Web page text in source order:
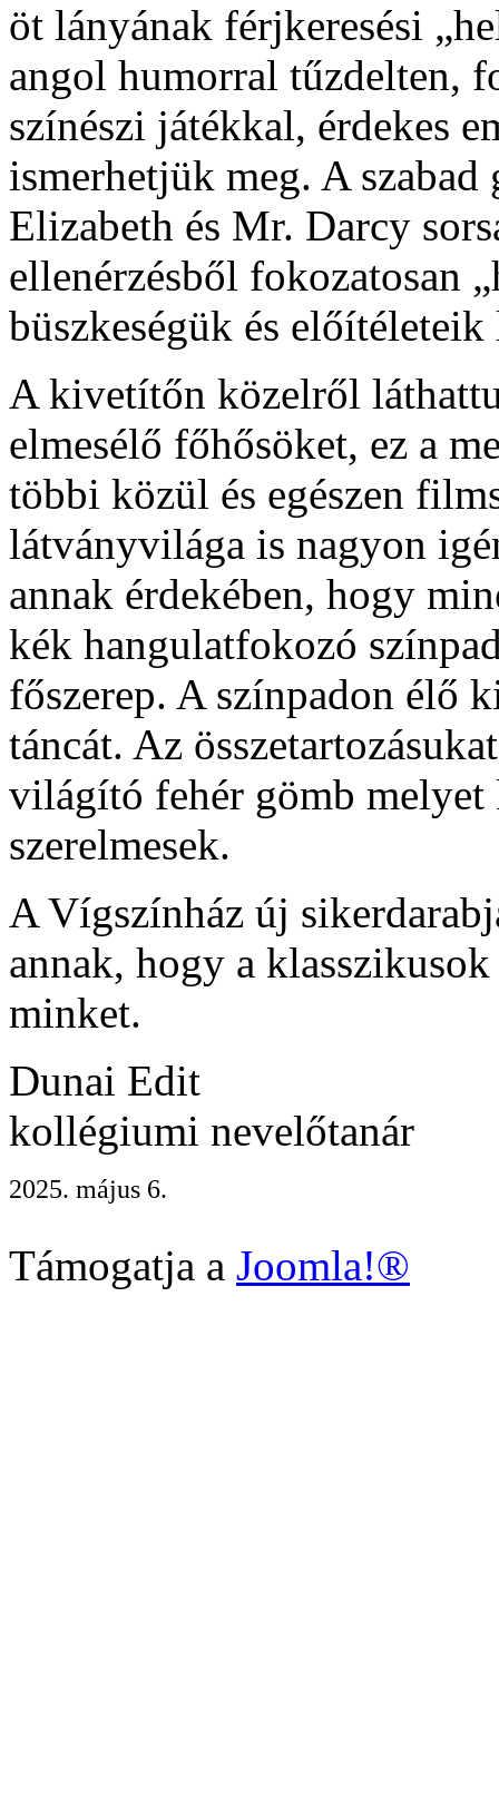
öt lányának férjkeresési
angol humorral tűzdelten,
színészi játékkal, érdekes
ismerhetjük meg. A
Elizabeth és Mr. Darcy
ellenérzésből fokozatosan
büszkeségük és
A kivetítőn közelről
elmesélő főhősöket, ez a
többi közül és egészen
látványvilága is nagyon
annak érdekében, hogy
kék hangulatfokozó
főszerep. A színpadon élő
táncát. Az
világító fehér gömb
szerelmesek.
A Vígszínház új
annak, hogy a
minket.
Dunai Edit
kollégiumi nevelőtanár
2025. május 6.
Támogatja a Joomla!®